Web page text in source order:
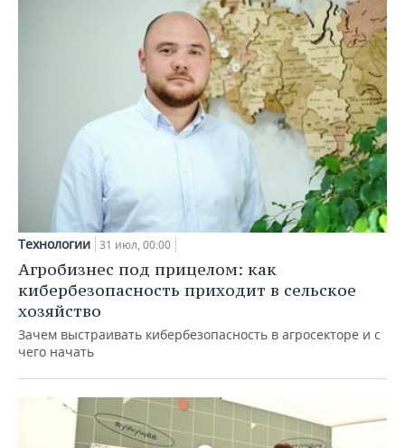
Технологии 31 июл, 00:00
Агробизнес под прицелом: как
кибербезопасность приходит в сельское
хозяйство
Зачем выстраивать кибербезопасность в агросекторе и с
чего начать